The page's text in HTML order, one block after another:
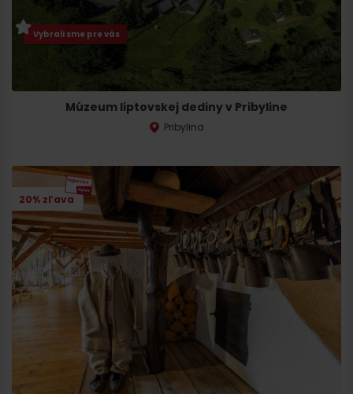
Vybrali sme pre vás
Múzeum liptovskej dediny v Pribyline
Pribylina
20% zľava